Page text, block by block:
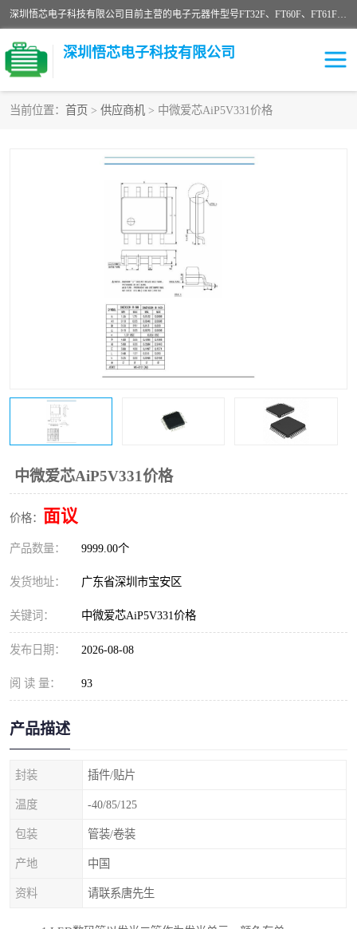
深圳悟芯电子科技有限公司目前主营的电子元器件型号FT32F、FT60F、FT61F、FT62F、FT64F、FT61FC、MCU EEPROM MOS LDO 稳压管 触摸IC DC-DC AC-DC 协议IC等，广泛应用于LED射灯、LED日光灯、等诸多领域。
深圳悟芯电子科技有限公司
当前位置： 首页 > 供应商机 > 中微爱芯AiP5V331价格
中微爱芯AiP5V331价格
价格： 面议
产品数量： 9999.00个
发货地址： 广东省深圳市宝安区
关键词： 中微爱芯AiP5V331价格
发布日期： 2026-08-08
阅 读 量： 93
产品描述
封装 插件/贴片
温度 -40/85/125
包装 管装/卷装
产地 中国
资料 请联系唐先生
FT64F
FT60F011
FT61F022
FT61F021